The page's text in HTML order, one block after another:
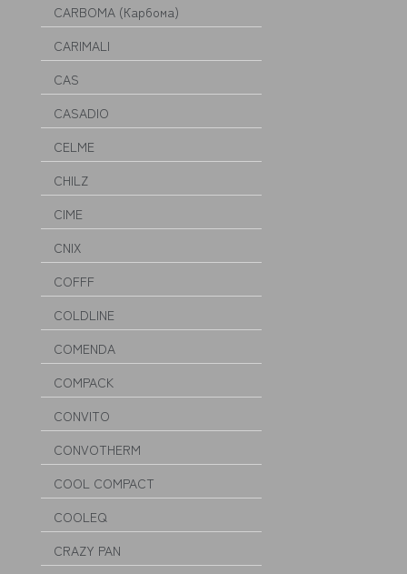
CARBOMA (Карбома)
CARIMALI
CAS
CASADIO
CELME
CHILZ
CIME
CNIX
COFFF
COLDLINE
COMENDA
COMPACK
CONVITO
CONVOTHERM
COOL COMPACT
COOLEQ
CRAZY PAN